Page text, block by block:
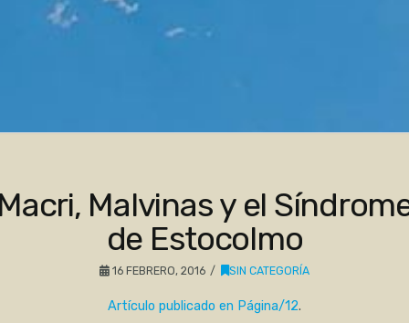
Macri, Malvinas y el
de Estocolmo
16 FEBRERO, 2016 SIN CATEGORÍA
Artículo publicado en Página/12.